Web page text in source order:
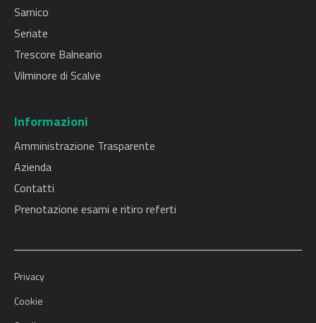
Sarnico
Seriate
Trescore Balneario
Vilminore di Scalve
Informazioni
Amministrazione Trasparente
Azienda
Contatti
Prenotazione esami e ritiro referti
Privacy
Cookie